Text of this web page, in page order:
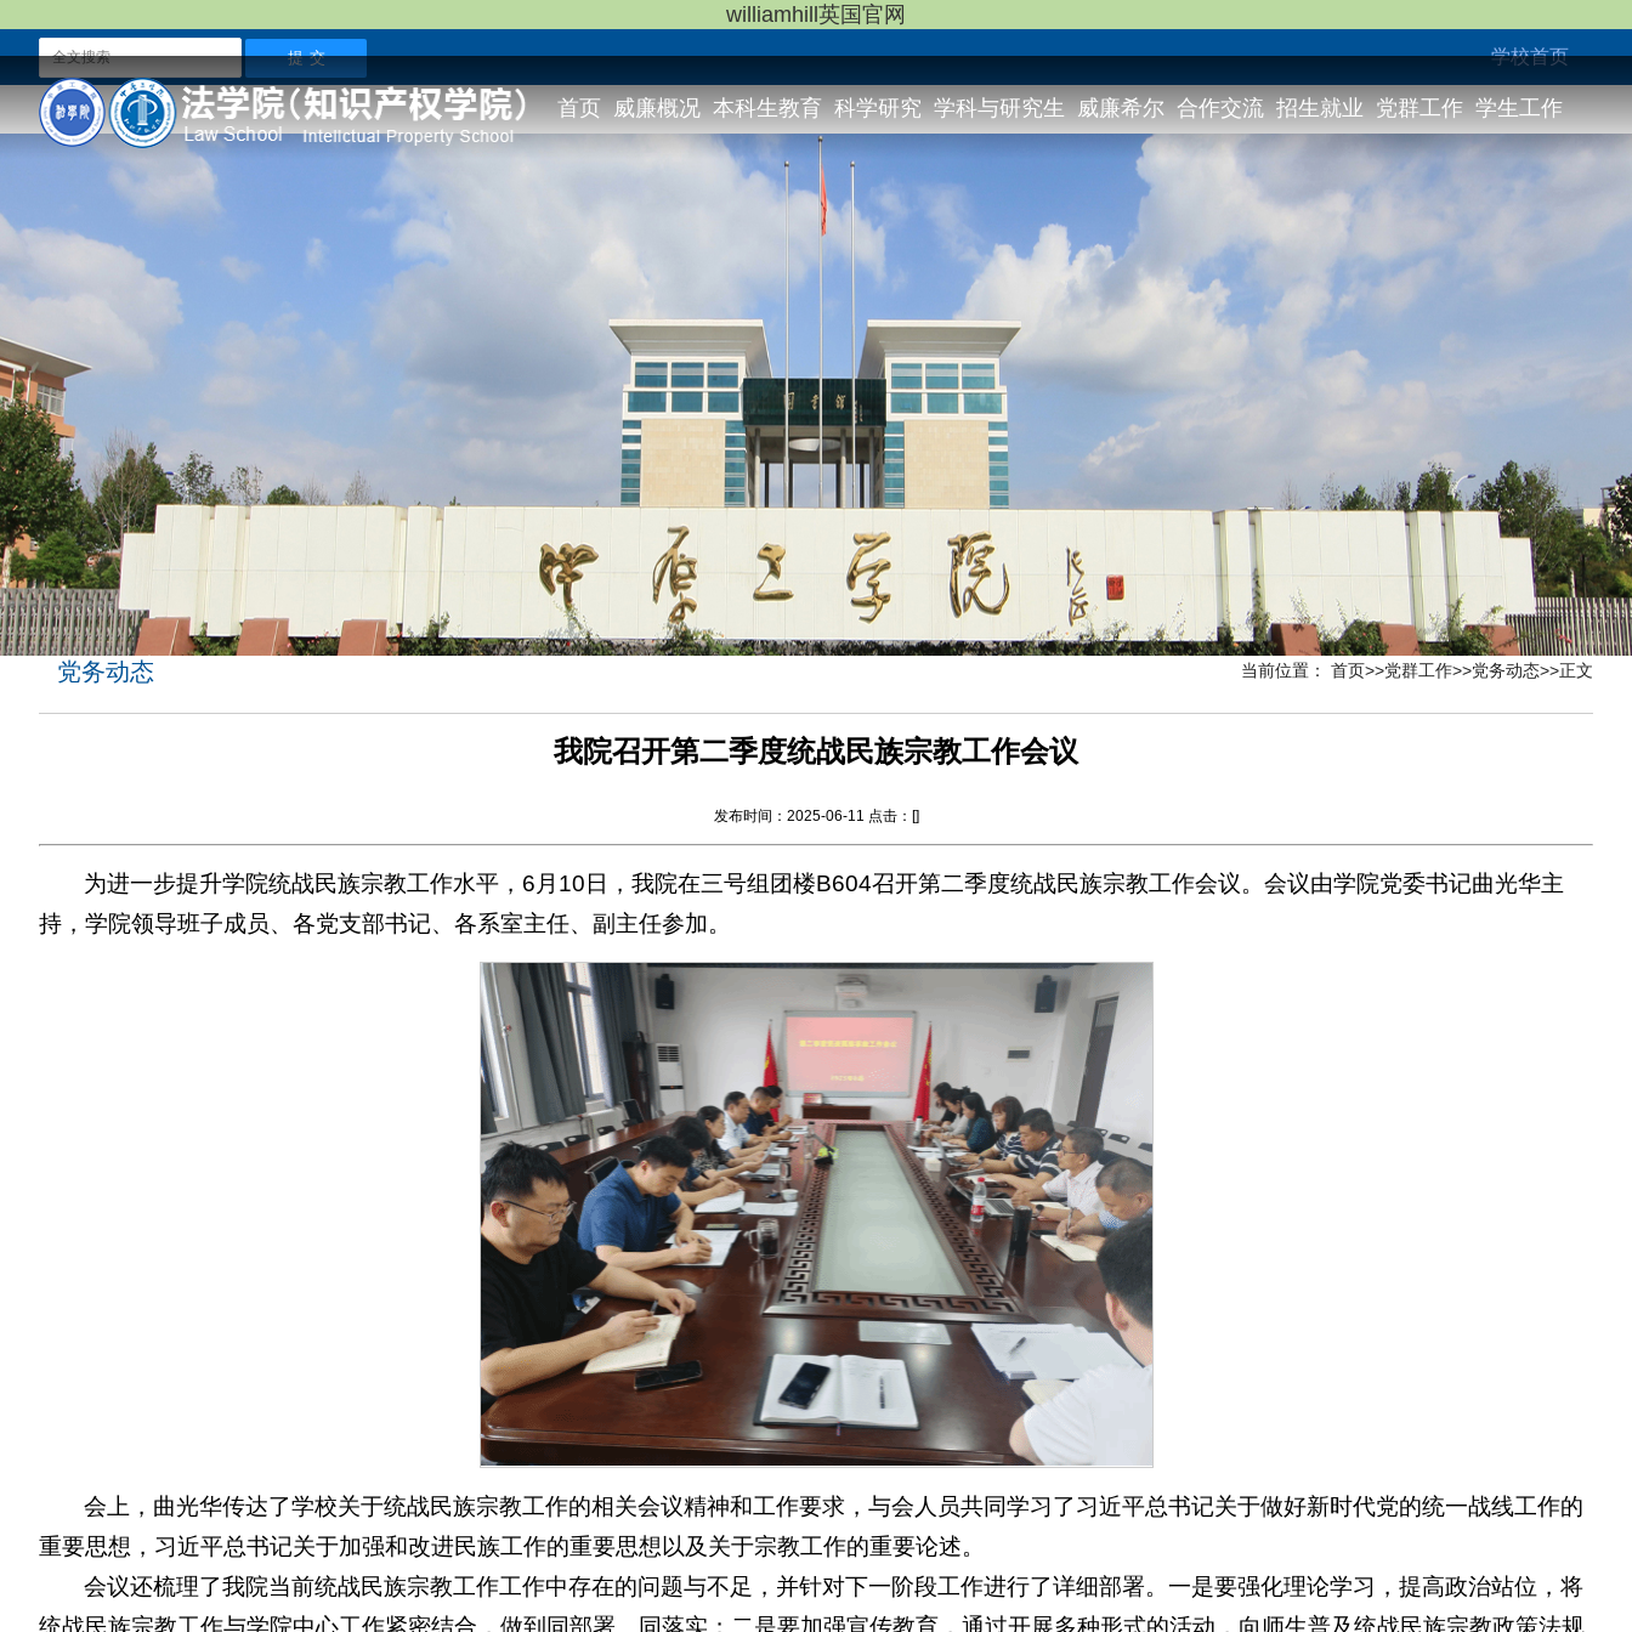
williamhill英国官网
学校首页
首页威廉概况本科生教育科学研究学科与研究生威廉希尔合作交流招生就业党群工作学生工作
党务动态 当前位置： 首页>>党群工作>>党务动态>>正文
我院召开第二季度统战民族宗教工作会议
发布时间：2025-06-11 点击：[]
为进一步提升学院统战民族宗教工作水平，6月10日，我院在三号组团楼B604召开第二季度统战民族宗教工作会议。会议由学院党委书记曲光华主
持，学院领导班子成员、各党支部书记、各系室主任、副主任参加。
会上，曲光华传达了学校关于统战民族宗教工作的相关会议精神和工作要求，与会人员共同学习了习近平总书记关于做好新时代党的统一战线工作的
重要思想，习近平总书记关于加强和改进民族工作的重要思想以及关于宗教工作的重要论述。
会议还梳理了我院当前统战民族宗教工作工作中存在的问题与不足，并针对下一阶段工作进行了详细部署。一是要强化理论学习，提高政治站位，将
统战民族宗教工作与学院中心工作紧密结合，做到同部署、同落实；二是要加强宣传教育，通过开展多种形式的活动，向师生普及统战民族宗教政策法规